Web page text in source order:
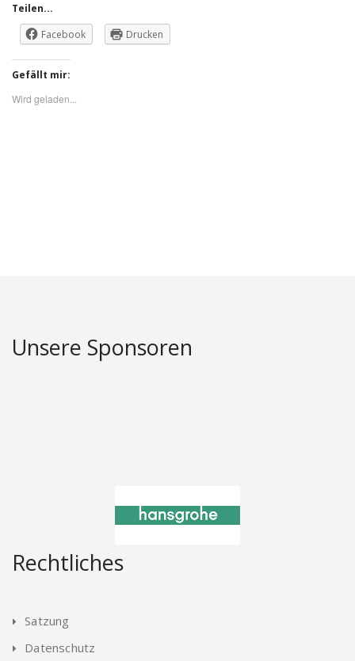
Teilen...
Facebook
Drucken
Gefällt mir:
Wird geladen...
Unsere Sponsoren
Rechtliches
Satzung
Datenschutz